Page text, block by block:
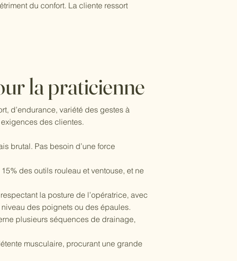
du confort. La cliente ressort
la praticienne
d’endurance, variété des gestes à
des clientes.
brutal. Pas besoin d’une force
des outils rouleau et ventouse, et ne
la posture de l’opératrice, avec
des poignets ou des épaules.
plusieurs séquences de drainage,
musculaire, procurant une grande